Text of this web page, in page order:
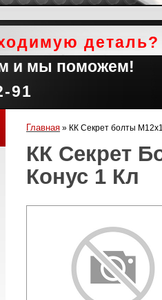
деталь?
и мы поможем!
91
Главная » КК Секрет болты
КК Секрет
Конус 1 Кл